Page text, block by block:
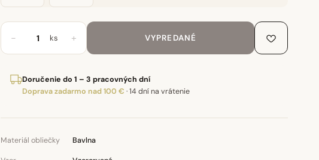
− ks + VYPREDANÉ
Doručenie do 1 – 3 pracovných dní
Doprava zadarmo nad 100 € ·14 dní na vrátenie
Materiál obliečky Bavlna